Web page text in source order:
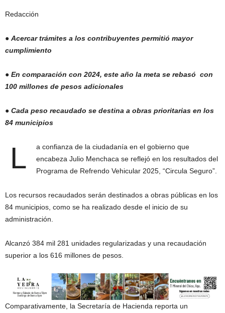
Redacción
● Acercar trámites a los contribuyentes permitió mayor
cumplimiento
● En comparación con 2024, este año la meta se rebasó con
100 millones de pesos adicionales
● Cada peso recaudado se destina a obras prioritarias en los
84 municipios
L
a confianza de la ciudadanía en el gobierno que
encabeza Julio Menchaca se reflejó en los resultados del
Programa de Refrendo Vehicular 2025, “Circula Seguro”.
Los recursos recaudados serán destinados a obras públicas en los
84 municipios, como se ha realizado desde el inicio de su
administración.
Alcanzó 384 mil 281 unidades regularizadas y una recaudación
superior a los 616 millones de pesos.
Comparativamente, la Secretaría de Hacienda reporta un